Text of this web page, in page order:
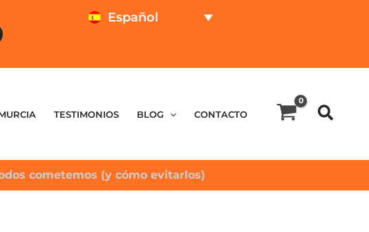
Español
TESTIMONIOS BLOG CONTACTO
cometemos (y cómo evitarlos)